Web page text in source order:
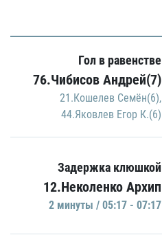
Гол в равенстве
76.Чибисов Андрей(7)
21.Кошелев Семён(6),
44.Яковлев Егор К.(6)
Задержка клюшкой
12.Неколенко Архип
2 минуты / 05:17 - 07:17